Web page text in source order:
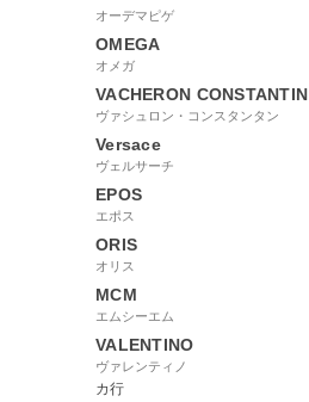
オーデマピゲ
OMEGA
オメガ
VACHERON CONSTANTIN
ヴァシュロン・コンスタンタン
Versace
ヴェルサーチ
EPOS
エポス
ORIS
オリス
MCM
エムシーエム
VALENTINO
ヴァレンティノ
カ行